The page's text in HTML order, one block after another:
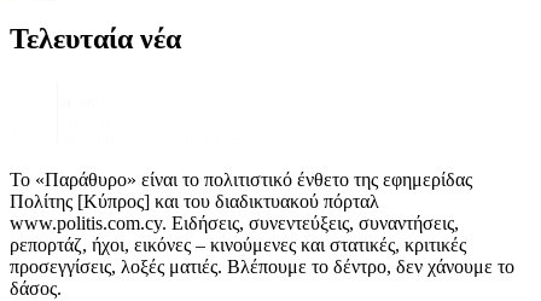
Τελευταία νέα
Το «Παράθυρο» είναι το πολιτιστικό ένθετο της εφημερίδας
Πολίτης [Κύπρος] και του διαδικτυακού πόρταλ
www.politis.com.cy. Ειδήσεις, συνεντεύξεις, συναντήσεις,
ρεπορτάζ, ήχοι, εικόνες – κινούμενες και στατικές, κριτικές
προσεγγίσεις, λοξές ματιές. Βλέπουμε το δέντρο, δεν χάνουμε το
δάσος.